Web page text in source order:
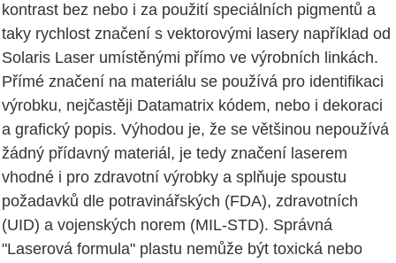
kontrast bez nebo i za použití speciálních pigmentů a
taky rychlost značení s vektorovými lasery například od
Solaris Laser umístěnými přímo ve výrobních linkách.
Přímé značení na materiálu se používá pro identifikaci
výrobku, nejčastěji Datamatrix kódem, nebo i dekoraci
a grafický popis. Výhodou je, že se většinou nepoužívá
žádný přídavný materiál, je tedy značení laserem
vhodné i pro zdravotní výrobky a splňuje spoustu
požadavků dle potravinářských (FDA), zdravotních
(UID) a vojenských norem (MIL-STD). Správná
"Laserová formula" plastu nemůže být toxická nebo